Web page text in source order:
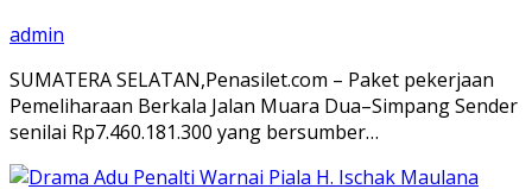
admin
SUMATERA SELATAN,Penasilet.com – Paket pekerjaan
Pemeliharaan Berkala Jalan Muara Dua–Simpang Sender
senilai Rp7.460.181.300 yang bersumber…